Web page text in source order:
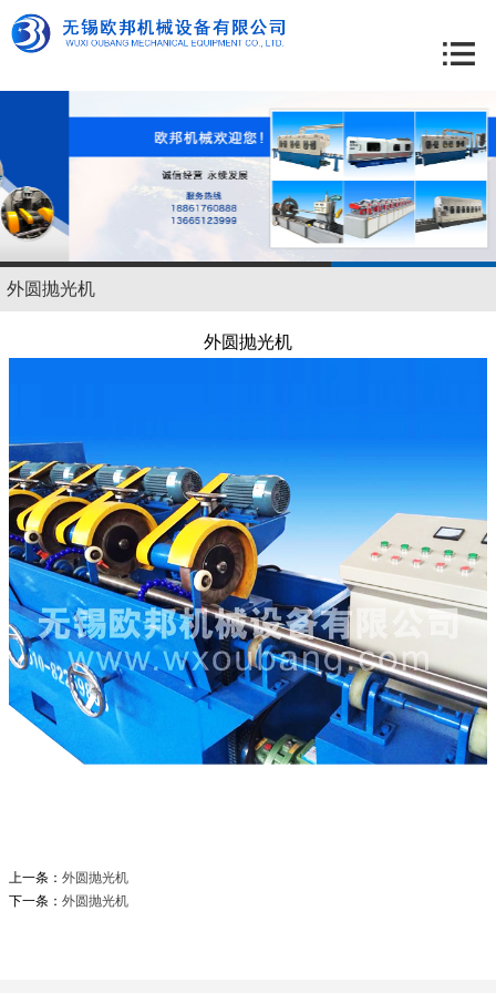
外圆抛光机
外圆抛光机
上一条： 外圆抛光机
下一条： 外圆抛光机